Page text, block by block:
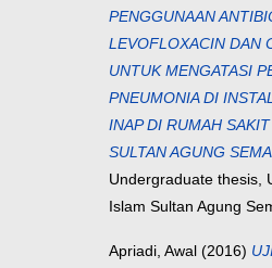
PENGGUNAAN
LEVOFLOXACIN DAN
UNTUK MENGATASI
PNEUMONIA DI
INAP DI RUMAH
SULTAN AGUNG
Undergraduate thesis,
Islam Sultan Agung
Apriadi, Awal (2016)